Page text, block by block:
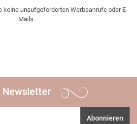
keine unaufgeforderten Werbeanrufe oder E-
Mails.
Newsletter
Abonnieren